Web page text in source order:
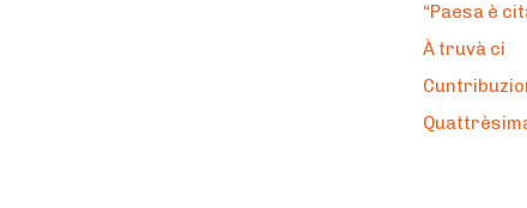
“Paesa è
À truvà ci